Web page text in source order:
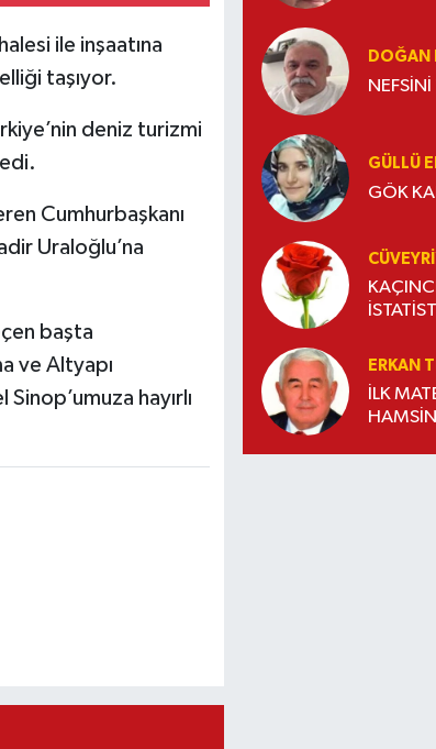
ile inşaatına
taşıyor.
deniz turizmi
Cumhurbaşkanı
Uraloğlu’na
başta
ve Altyapı
hayırlı
DOĞAN
GÜLLÜ
GÖK
KAÇINCI BOYUTUNDASIN
ERKAN
İLK